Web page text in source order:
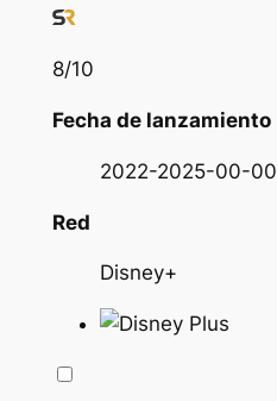
8/10
Fecha de lanzamiento
2022-2025-00-00
Red
Disney+